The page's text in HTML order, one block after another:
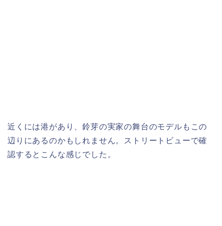
近くには港があり、鈴芽の実家の舞台のモデルもこの
辺りにあるのかもしれません。ストリートビューで確
認するとこんな感じでした。